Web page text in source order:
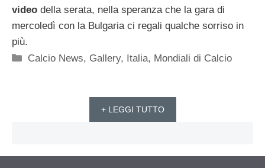
video della serata, nella speranza che la gara di
mercoledì con la Bulgaria ci regali qualche sorriso in
più.
Categorie
Calcio News, Gallery, Italia, Mondiali di Calcio
+ LEGGI TUTTO